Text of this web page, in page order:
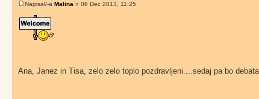
Napisal/-a Malina » 06 Dec 2013, 11:25
Ana, Janez in Tisa, zelo zelo toplo pozdravljeni....sedaj pa bo